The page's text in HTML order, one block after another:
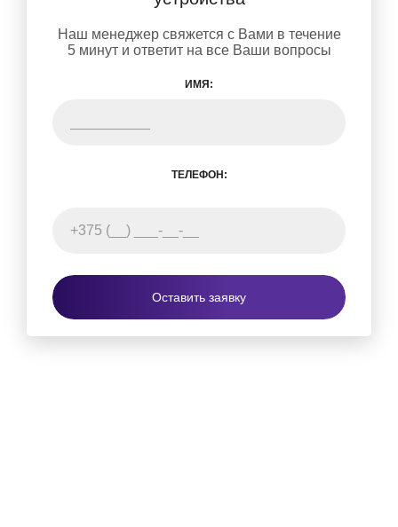
Наш менеджер свяжется с Вами в течение
5 минут и ответит на все Ваши вопросы
ИМЯ:
ТЕЛЕФОН:
Оставить заявку